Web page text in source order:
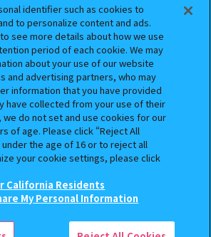
商品
事ギャバン インフィニティ GPエモ
モールプラザ店
樹モールプラザ1F 107-2
オフィシャルショップ東
1番2号 東京ソラマチスカイツリータ
番地
取扱商品
リナス錦糸町店
リナス錦糸町3F
identifier such as cookies to
to personalize content and ads.
to see more details about how we use
period of each cookie. We may
about your use of our website
and advertising partners, who may
information that you have provided
have collected from your use of their
do not set and use cookies for our
of age. Please click “Reject All
the age of 16 or to reject all
your cookie settings, please click
California Residents
My Personal Information